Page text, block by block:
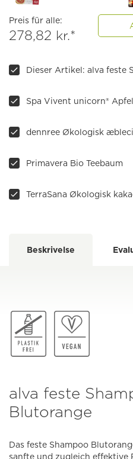
Preis für alle:
278,82 kr.*
Primavera Bio Teebaum
TerraSana Økologisk
Beskrivelse
alva feste
Blutorange
Das feste Shampoo
sanfte und zugleich effektive